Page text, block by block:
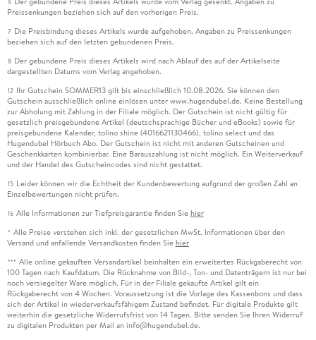
6
Preissenkungen beziehen sich auf den vorherigen Preis.
7 Die Preisbindung dieses Artikels wurde aufgehoben. Angaben zu Preissenkungen
beziehen sich auf den letzten gebundenen Preis.
8 Der gebundene Preis dieses Artikels wird nach Ablauf des auf der Artikelseite
dargestellten Datums vom Verlag angehoben.
12 Ihr Gutschein SOMMER13 gilt bis einschließlich 10.08.2026. Sie können den
Gutschein ausschließlich online einlösen unter www.hugendubel.de. Keine Bestellung
zur Abholung mit Zahlung in der Filiale möglich. Der Gutschein ist nicht gültig für
gesetzlich preisgebundene Artikel (deutschsprachige Bücher und eBooks) sowie für
preisgebundene Kalender, tolino shine (4016621130466), tolino select und das
Hugendubel Hörbuch Abo. Der Gutschein ist nicht mit anderen Gutscheinen und
Geschenkkarten kombinierbar. Eine Barauszahlung ist nicht möglich. Ein Weiterverkauf
und der Handel des Gutscheincodes sind nicht gestattet.
15 Leider können wir die Echtheit der Kundenbewertung aufgrund der großen Zahl an
Einzelbewertungen nicht prüfen.
16 Alle Informationen zur Tiefpreisgarantie finden Sie hier
* Alle Preise verstehen sich inkl. der gesetzlichen MwSt. Informationen über den
Versand und anfallende Versandkosten finden Sie hier
*** Alle online gekauften Versandartikel beinhalten ein erweitertes Rückgaberecht von
100 Tagen nach Kaufdatum. Die Rücknahme von Bild-, Ton- und Datenträgern ist nur bei
noch versiegelter Ware möglich. Für in der Filiale gekaufte Artikel gilt ein
Rückgaberecht von 4 Wochen. Voraussetzung ist die Vorlage des Kassenbons und dass
sich der Artikel in wiederverkaufsfähigem Zustand befindet. Für digitale Produkte gilt
weiterhin die gesetzliche Widerrufsfrist von 14 Tagen. Bitte senden Sie Ihren Widerruf
zu digitalen Produkten per Mail an info@hugendubel.de.